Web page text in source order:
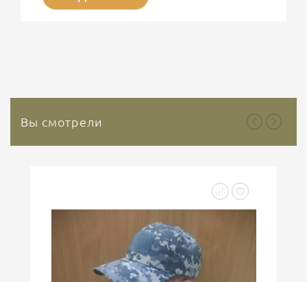
ситуациях сохраняет свою актуальность.
Вы смотрели